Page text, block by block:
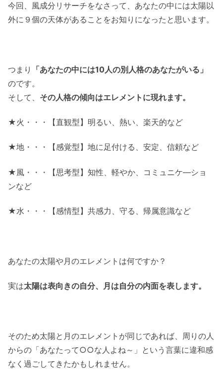
今回、風成分リサーチをなさって、あなたの中には太陽以
外に９個の天体があることをお知りになったと思います。
つまり
「あなたの中には10人の別人格のあなたがいる」
のです。
そして、 その人格の傾向はエレメントに現れます。
★火・・・【直観型】明るい、熱い、楽天的など
★地・・・【感覚型】地に足付ける、安定、信頼など
★風・・・【思考型】知性、軽やか、コミュニケ―ショ
ンなど
★水・・・【感情型】共感力、守る、帰属意識など
あなたの太陽や月のエレメントは何ですか？
実は太陽は表向きの自分、月は自分の内面を表します。
そのため太陽と月のエレメントが同じであれば、周りの人
からの「あなたって○○な人よね～」という言葉に違和感
なく過ごしてきたかもしれません。